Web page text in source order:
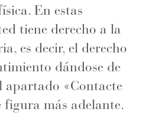
En estas
tiene derecho a la
es decir, el derecho
dándose de
apartado «Contacte
figura más adelante.